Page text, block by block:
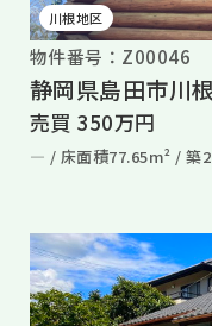
川根地区
物件番号：Z00046
静岡県島田市川
売買 350万円
― / 床面積77.65m² /築